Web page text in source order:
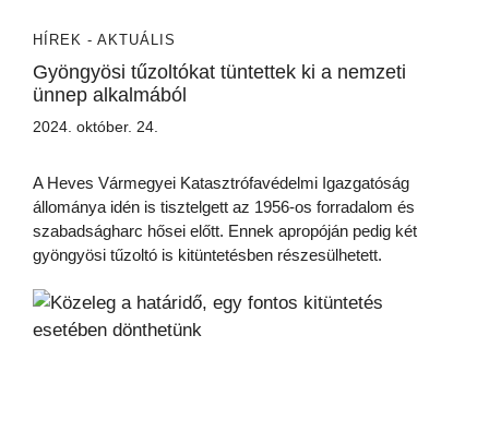
HÍREK - AKTUÁLIS
Gyöngyösi tűzoltókat tüntettek ki a nemzeti
ünnep alkalmából
2024. október. 24.
A Heves Vármegyei Katasztrófavédelmi Igazgatóság
állománya idén is tisztelgett az 1956-os forradalom és
szabadságharc hősei előtt. Ennek apropóján pedig két
gyöngyösi tűzoltó is kitüntetésben részesülhetett.